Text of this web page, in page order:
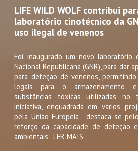
LIFE WILD WOLF contribui
laboratório cinotécnico da
uso ilegal de venenos
Foi inaugurado um novo laboratório
Nacional Republicana (GNR), para dar
para deteção de venenos,
legais para o armazenamento
substâncias tóxicas utilizadas no
iniciativa, enquadrada em vários
pela União Europeia, destaca-se
reforço da capacidade de deteção
ambientais. LER MAIS